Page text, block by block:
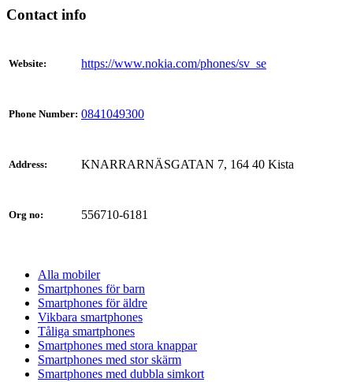
Contact info
Website: https://www.nokia.com/phones/sv_se
Phone Number: 0841049300
Address: KNARRARNÄSGATAN 7, 164 40 Kista
Org no: 556710-6181
Alla mobiler
Smartphones för barn
Smartphones för äldre
Vikbara smartphones
Tåliga smartphones
Smartphones med stora knappar
Smartphones med stor skärm
Smartphones med dubbla simkort